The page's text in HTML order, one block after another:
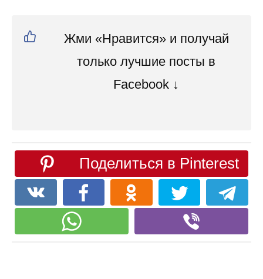
Жми «Нравится» и получай
только лучшие посты в
Facebook ↓
Поделиться в Pinterest